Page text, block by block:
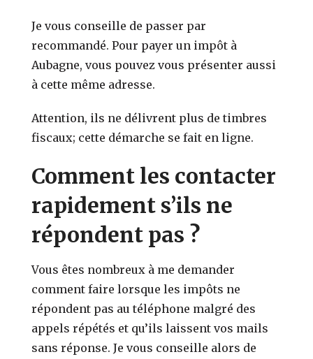
Je vous conseille de passer par
recommandé. Pour payer un impôt à
Aubagne, vous pouvez vous présenter aussi
à cette même adresse.
Attention, ils ne délivrent plus de timbres
fiscaux; cette démarche se fait en ligne.
Comment les contacter
rapidement s’ils ne
répondent pas ?
Vous êtes nombreux à me demander
comment faire lorsque les impôts ne
répondent pas au téléphone malgré des
appels répétés et qu’ils laissent vos mails
sans réponse. Je vous conseille alors de